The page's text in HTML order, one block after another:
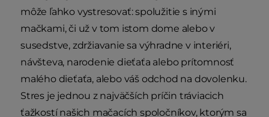
môže ľahko vystresovať: spolužitie s inými
mačkami, či už v tom istom dome alebo v
susedstve, zdržiavanie sa výhradne v interiéri,
návšteva, narodenie dieťaťa alebo prítomnosť
malého dieťaťa, alebo váš odchod na dovolenku.
Stres je jednou z najväčších príčin tráviacich
ťažkostí našich mačacích spoločníkov, ktorým sa